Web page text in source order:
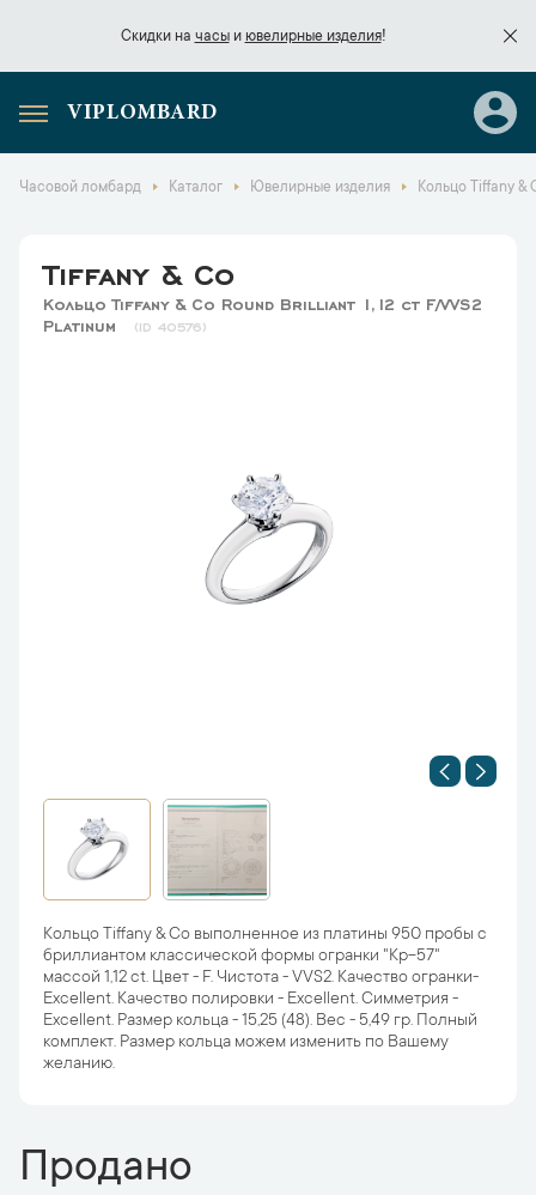
Скидки на часыи ювелирные изделия!
Скидки начасы
VIPLOMBARD
Часовой ломбард Каталог Ювелирные изделия Кольцо Tiffany &
Tiffany & Co
Кольцо Tiffany & Co Round Brilliant 1,12 ct F/VVS2
Platinum
40576
Кольцо Tiffany & Co выполненное из платины 950 пробы с
бриллиантом классической формы огранки "Кр-57"
массой 1,12 ct. Цвет - F. Чистота - VVS2. Качество огранки-
Excellent. Качество полировки - Excellent. Симметрия -
Excellent. Размер кольца - 15,25 (48). Вес - 5,49 гр. Полный
комплект. Размер кольца можем изменить по Вашему
желанию.
Продано